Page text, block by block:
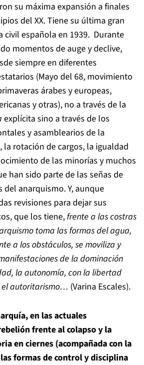
su máxima expansión a finales
del XX. Tiene su última gran
civil española en 1939. Durante
momentos de auge y declive,
siempre en diferentes
(Mayo del 68, movimiento
árabes y europeas,
y otras), no a través de la
explícita sino a través de los
y asamblearios de la
la rotación de cargos, la igualdad
de las minorías y muchos
han sido parte de las señas de
anarquismo. Y, aunque
revisiones para dejar sus
que los tiene,frente a las costras
toma las formas del agua,
a los obstáculos, se moviliza y
de la dominación
la autonomía, con la libertad
el autoritarismo… (Varina Escales).
en las actuales
frente al colapso y la
en ciernes (acompañada con la
formas de control y disciplina